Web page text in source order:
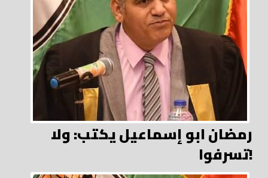
رمضان ابو إسماعيل يكتب: ولا
تسرفوا!